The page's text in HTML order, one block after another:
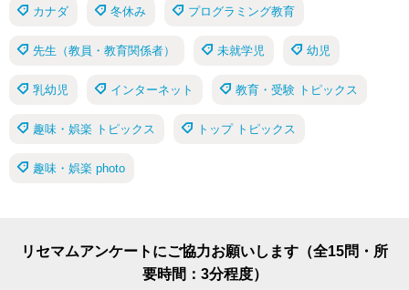
カナダ 冬休み プログラミング教育
先生（教員・教育関係者） 未就学児 幼児
乳幼児 インターネット 教育・受験 トピックス
趣味・娯楽 トピックス トップ トピックス
趣味・娯楽 photo
リセマムアンケートにご協力お願いします（全15問・所
要時間：3分程度）